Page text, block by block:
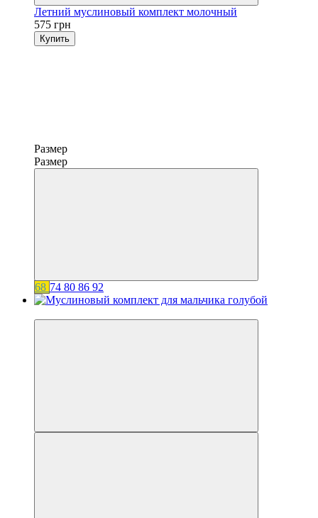
Летний муслиновый комплект молочный
575 грн
Купить
Размер
Размер
68 74 80 86 92